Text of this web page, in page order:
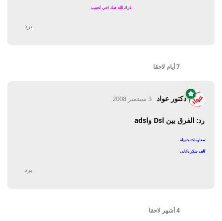
بارك الله فيك اخي الحبيب
يرد
7 أيام لاحقا
دكتور عواد 3 سبتمبر 2008
رد: الفرق بين Dsl وadsl
معلومات جميلة
الف شكر ياغالى
يرد
4 أشهر لاحقا